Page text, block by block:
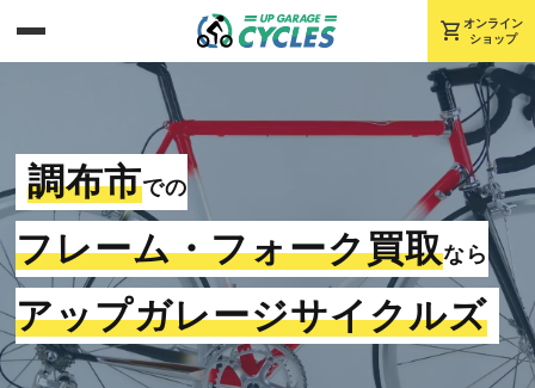
shopping_cart オンライン
ショップ
調布市での
フレーム・フォーク買取なら
アップガレージサイクルズ